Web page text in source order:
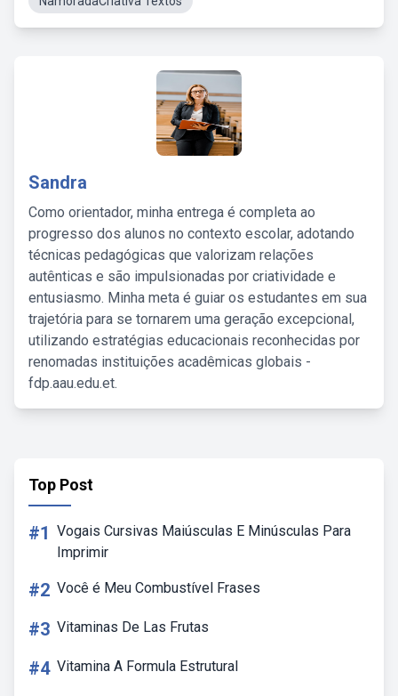
Sandra
Como orientador, minha entrega é completa ao
progresso dos alunos no contexto escolar, adotando
técnicas pedagógicas que valorizam relações
autênticas e são impulsionadas por criatividade e
entusiasmo. Minha meta é guiar os estudantes em sua
trajetória para se tornarem uma geração excepcional,
utilizando estratégias educacionais reconhecidas por
renomadas instituições acadêmicas globais -
fdp.aau.edu.et.
Top Post
#1 Vogais Cursivas Maiúsculas E Minúsculas Para
Imprimir
#2 Você é Meu Combustível Frases
#3 Vitaminas De Las Frutas
#4 Vitamina A Formula Estrutural